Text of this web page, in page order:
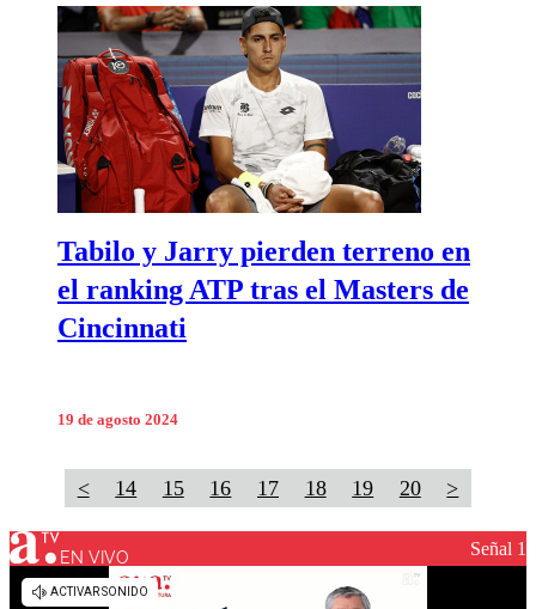
Tabilo y Jarry pierden terreno en
el ranking ATP tras el Masters de
Cincinnati
19 de agosto 2024
< 14 15 16 17 18 19 20 >
EN VIVO Señal 1